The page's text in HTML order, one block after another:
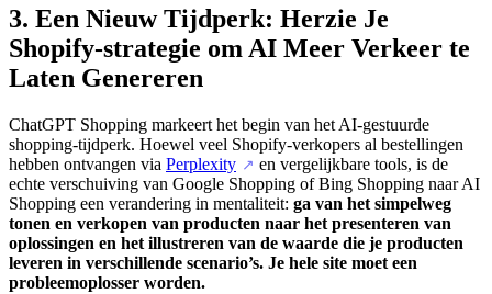
3. Een Nieuw Tijdperk: Herzie Je
Shopify-strategie om AI Meer Verkeer te
Laten Genereren
ChatGPT Shopping markeert het begin van het AI-gestuurde
shopping-tijdperk. Hoewel veel Shopify-verkopers al bestellingen
hebben ontvangen via Perplexity ↗ en vergelijkbare tools, is de
echte verschuiving van Google Shopping of Bing Shopping naar AI
Shopping een verandering in mentaliteit: ga van het simpelweg
tonen en verkopen van producten naar het presenteren van
oplossingen en het illustreren van de waarde die je producten
leveren in verschillende scenario’s. Je hele site moet een
probleemoplosser worden.